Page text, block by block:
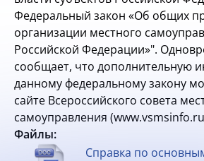
Федеральный закон «Об общих
организации местного
Российской Федерации»".
сообщает, что дополнительную
данному федеральному закону
сайте Всероссийского совета
самоуправления
Файлы:
Справка по